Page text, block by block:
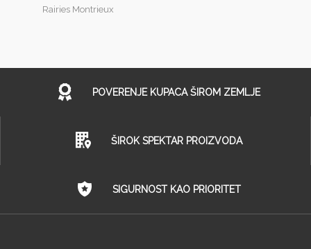
Rairies Montrieux
POVERENJE KUPACA ŠIROM ZEMLJE
ŠIROK SPEKTAR PROIZVODA
SIGURNOST KAO PRIORITET